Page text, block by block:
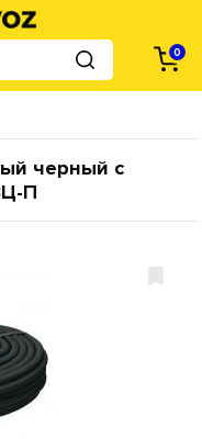
0
черный с
П